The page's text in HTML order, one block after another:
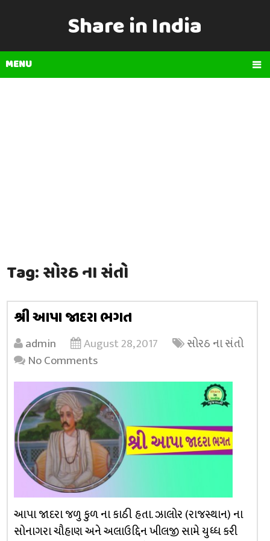
Share in India
MENU
Tag:સોરઠ ના સંતો
શ્રી આપા જાદરા ભગત
admin August 28, 2017
સોરઠ ના સંતો
No Comments
આપા જાદરા જળુ કુળ ના કાઠી હતા. ઝાલોર (રાજસ્થાન) ના
સોનાગરા ચૌહાણ અને અલાઉદ્દિન ખીલજી સામે યુધ્ધ કરી